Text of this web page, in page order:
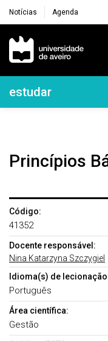
Notícias Agenda
Navegação
Navegação
estudar
Princípios
Código:
41352
Docente responsável:
Nina Katarzyna Szczygiel
Idioma(s) de
Português
Área científica:
Gestão